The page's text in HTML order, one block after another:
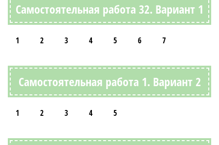
Самостоятельная работа 32. Вариант 1
1 2 3 4 5 6 7
Самостоятельная работа 1. Вариант 2
1 2 3 4 5